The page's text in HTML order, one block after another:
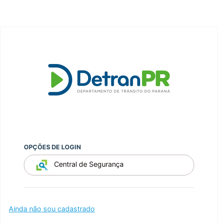
OPÇÕES DE LOGIN
Central de Segurança
Ainda não sou cadastrado